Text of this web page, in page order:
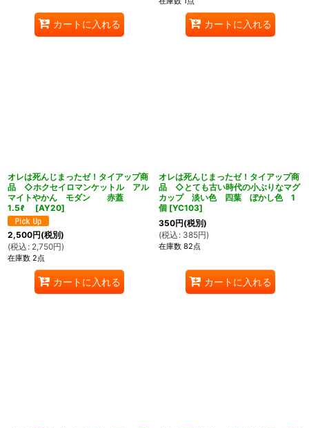
カートに入れる カートに入れる
オレは死んじまったゼ！タイアップ商
品 ◇ホクセイロマンケットル アル
マイトやかん モダン 赤蓋
1.5ℓ
[AY20]
2,500円(税別)
(税込 : 2,750円)
在庫数 2点
カートに入れる
オレは死んじまったゼ！タイアップ商
品 ◇とても古い時代の小ぶりなマグ
カップ 淡い色 四葉 ぼかし色 1
個 [YC103]
350円(税別)
(税込 : 385円)
在庫数 82点
カートに入れる